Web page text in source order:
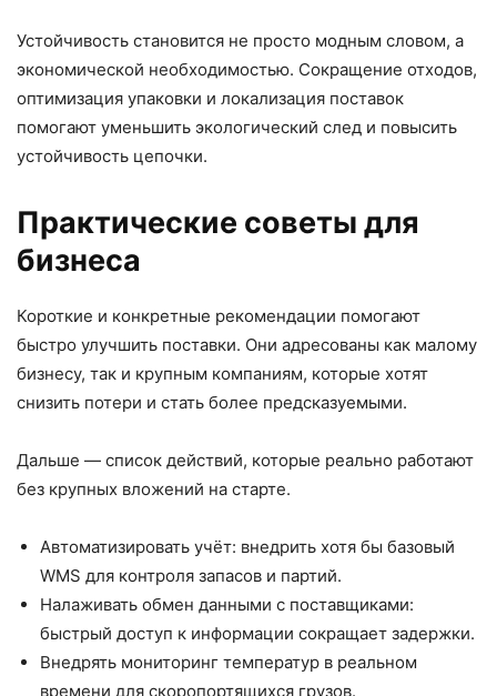
Устойчивость становится не просто модным словом, а
экономической необходимостью. Сокращение отходов,
оптимизация упаковки и локализация поставок
помогают уменьшить экологический след и повысить
устойчивость цепочки.
Практические советы для
бизнеса
Короткие и конкретные рекомендации помогают
быстро улучшить поставки. Они адресованы как малому
бизнесу, так и крупным компаниям, которые хотят
снизить потери и стать более предсказуемыми.
Дальше — список действий, которые реально работают
без крупных вложений на старте.
Автоматизировать учёт: внедрить хотя бы базовый
WMS для контроля запасов и партий.
Налаживать обмен данными с поставщиками:
быстрый доступ к информации сокращает задержки.
Внедрять мониторинг температур в реальном
времени для скоропортящихся грузов.